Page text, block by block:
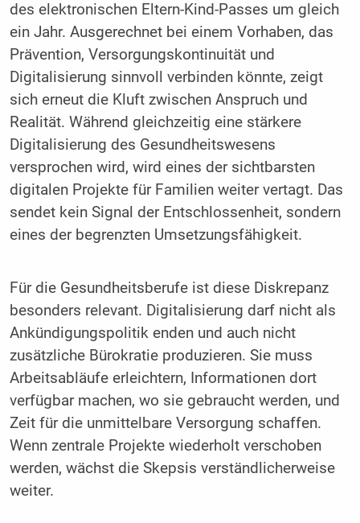
des elektronischen Eltern-Kind-Passes um gleich
ein Jahr. Ausgerechnet bei einem Vorhaben, das
Prävention, Versorgungskontinuität und
Digitalisierung sinnvoll verbinden könnte, zeigt
sich erneut die Kluft zwischen Anspruch und
Realität. Während gleichzeitig eine stärkere
Digitalisierung des Gesundheitswesens
versprochen wird, wird eines der sichtbarsten
digitalen Projekte für Familien weiter vertagt. Das
sendet kein Signal der Entschlossenheit, sondern
eines der begrenzten Umsetzungsfähigkeit.
Für die Gesundheitsberufe ist diese Diskrepanz
besonders relevant. Digitalisierung darf nicht als
Ankündigungspolitik enden und auch nicht
zusätzliche Bürokratie produzieren. Sie muss
Arbeitsabläufe erleichtern, Informationen dort
verfügbar machen, wo sie gebraucht werden, und
Zeit für die unmittelbare Versorgung schaffen.
Wenn zentrale Projekte wiederholt verschoben
werden, wächst die Skepsis verständlicherweise
weiter.